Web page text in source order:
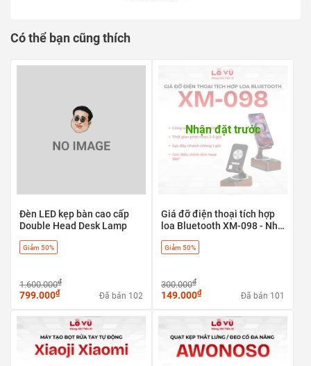
Có thể bạn cũng thích
Đèn LED kẹp bàn cao cấp
Double Head Desk Lamp
Giảm 50%
1.600.000₫
799.000₫ Đã bán 102
Nhận đặt trước
Giá đỡ điện thoại tích hợp
loa Bluetooth XM-098 - Nhỏ
Giảm 50%
300.000₫
149.000₫ Đã bán 101